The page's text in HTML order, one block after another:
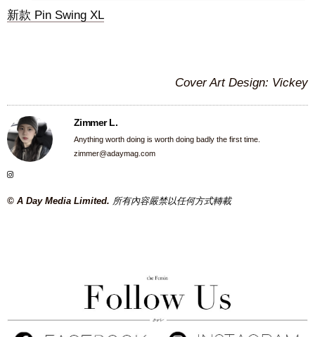
新款 Pin Swing XL
Cover Art Design: Vickey
Zimmer L.
Anything worth doing is worth doing badly the first time.
zimmer@adaymag.com
© A Day Media Limited. 所有內容嚴禁以任何方式轉載